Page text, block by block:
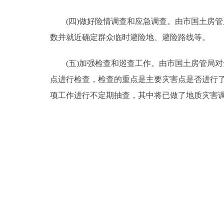
(四)做好险情调查和应急调查。由市国土房管
数并就近确定群众临时避险地、避险路线等。
(五)加强检查和巡查工作。由市国土房管局对
点进行检查，检查的重点是主要灾害点是否进
项工作进行不定期抽查，其中将已做了地质灾害